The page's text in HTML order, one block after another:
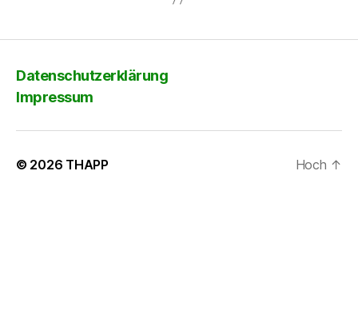
Datenschutzerklärung
Impressum
© 2026 THAPP Hoch ↑